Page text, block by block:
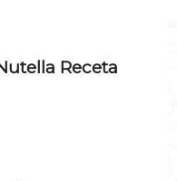
Receta